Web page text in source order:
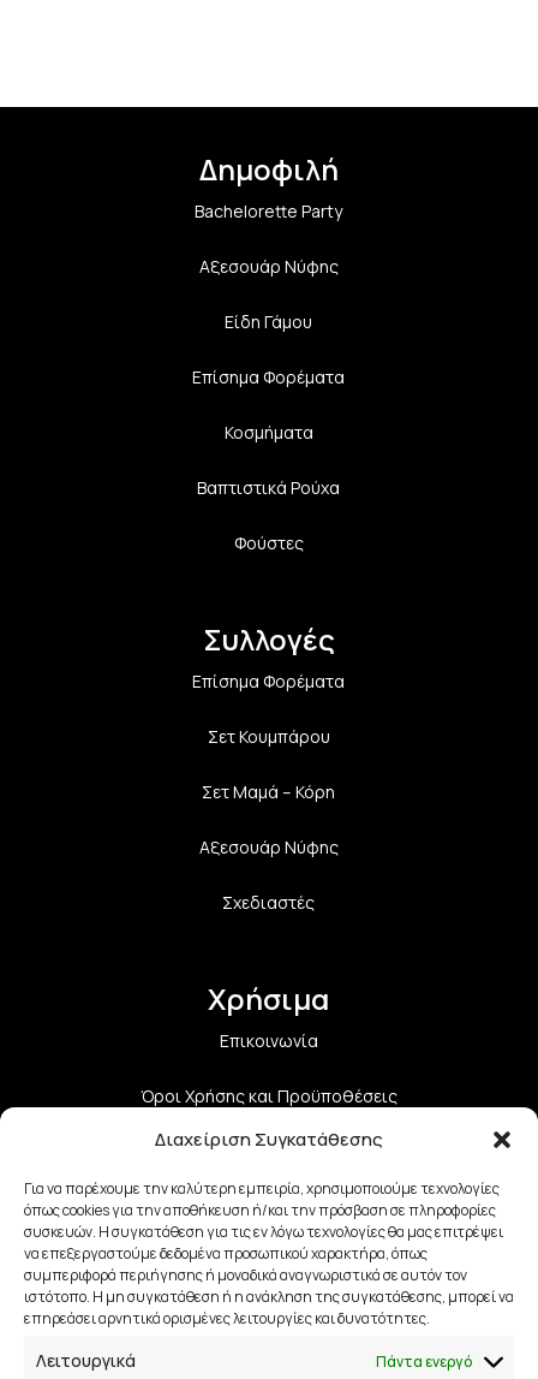
Διαχείριση Συγκατάθεσης
Για να παρέχουμε την καλύτερη εμπειρία, χρησιμοποιούμε τεχνολογίες
όπως cookies για την αποθήκευση ή/και την πρόσβαση σε πληροφορίες
συσκευών. Η συγκατάθεση για τις εν λόγω τεχνολογίες θα μας επιτρέψει
να επεξεργαστούμε δεδομένα προσωπικού χαρακτήρα, όπως
συμπεριφορά περιήγησης ή μοναδικά αναγνωριστικά σε αυτόν τον
ιστότοπο. Η μη συγκατάθεση ή η ανάκληση της συγκατάθεσης, μπορεί να
επηρεάσει αρνητικά ορισμένες λειτουργίες και δυνατότητες.
Λειτουργικά Πάντα ενεργό
Δημοφιλή
Bachelorette Party
Αξεσουάρ Νύφης
Είδη Γάμου
Επίσημα Φορέματα
Κοσμήματα
Βαπτιστικά Ρούχα
Φούστες
Συλλογές
Επίσημα Φορέματα
Σετ Κουμπάρου
Σετ Μαμά – Κόρη
Αξεσουάρ Νύφης
Σχεδιαστές
Χρήσιμα
Επικοινωνία
Όροι Χρήσης και Προϋποθέσεις
Πολιτική Aπορρήτου
Πολιτική Επιστροφών
Τρόποι Αποστολής
Τρόποι Πληρωμής